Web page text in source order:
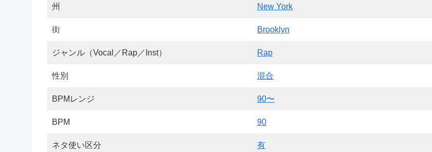
州 New York
街 Brooklyn
ジャンル（Vocal／Rap／Inst） Rap
性別 混合
BPMレンジ 90〜
BPM 90
ネタ使い区分 有